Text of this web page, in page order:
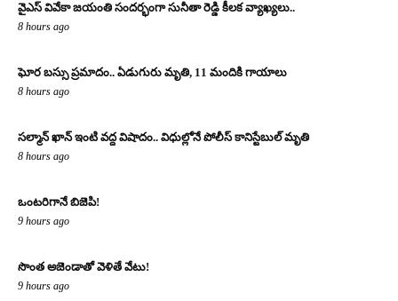
వైఎస్ వివేకా జయంతి సందర్భంగా సునీతా రెడ్డి కీలక వ్యాఖ్యలు..
8 hours ago
ఘోర బస్సు ప్రమాదం.. ఏడుగురు మృతి, 11 మందికి గాయాలు
8 hours ago
సల్మాన్ ఖాన్ ఇంటి వద్ద విషాదం.. విధుల్లోనే పోలీస్ కానిస్టేబుల్ మృతి
8 hours ago
ఒంటరిగానే బిజెపి!
9 hours ago
సొంత అజెండాతో వెళితే వేటు!
9 hours ago